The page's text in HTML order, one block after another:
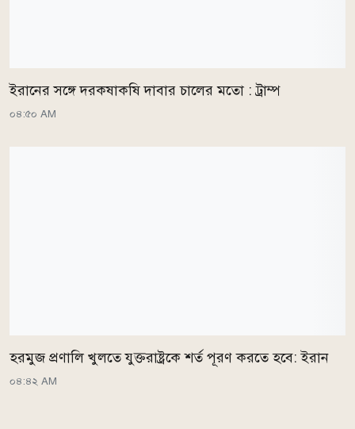
ইরানের সঙ্গে দরকষাকষি দাবার চালের মতো : ট্রাম্প
০৪:৫০ AM
হরমুজ প্রণালি খুলতে যুক্তরাষ্ট্রকে শর্ত পূরণ করতে হবে: ইরান
০৪:৪২ AM